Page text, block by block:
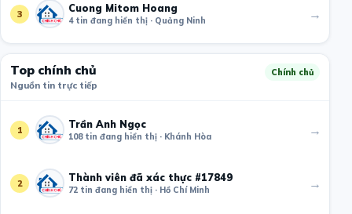
3 Cuong Mitom Hoang
4 tin đang hiển thị · Quảng Ninh →
Top chính chủ
Nguồn tin trực tiếp
Chính chủ
1 Trần Anh Ngọc
108 tin đang hiển thị · Khánh Hòa →
2 Thành viên đã xác thực #17849
72 tin đang hiển thị · Hồ Chí Minh →